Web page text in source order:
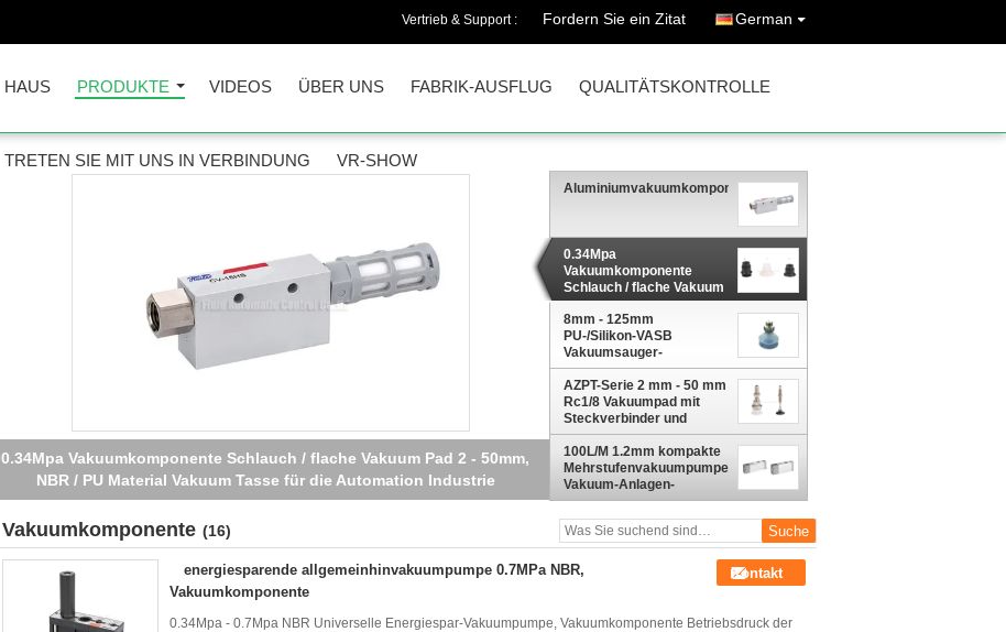
Vertrieb & Support : Fordern Sie ein Zitat German
HAUS PRODUKTE VIDEOS ÜBER UNS FABRIK-AUSFLUG QUALITÄTSKONTROLLE
TRETEN SIE MIT UNS IN VERBINDUNG VR-SHOW
0.34Mpa Vakuumkomponente Schlauch / flache Vakuum Pad 2 - 50mm,
NBR / PU Material Vakuum Tasse für die Automation Industrie
Aluminiumvakuumkomponente
0.34Mpa
Vakuumkomponente
Schlauch / flache Vakuum
Pad 2 - 50mm, NBR / PU
Material Vakuum Tasse
für die Automation
Industrie
8mm - 125mm
PU-/Silikon-VASB
Vakuumsauger-
Vakuumkomponente für
Automobil und Stempeln
industriell
AZPT-Serie 2 mm - 50 mm
Rc1/8 Vakuumpad mit
Steckverbinder und
Niveaukompensator 6
mm Pufferzug
100L/M 1.2mm kompakte
Mehrstufenvakuumpumpe,
Vakuum-Anlagen-
Komponenten
Vakuumkomponente (16)
energiesparende allgemeinhinvakuumpumpe 0.7MPa NBR,
Vakuumkomponente
Kontakt
0.34Mpa - 0.7Mpa NBR Universelle Energiespar-Vakuumpumpe, Vakuumkomponente Betriebsdruck der